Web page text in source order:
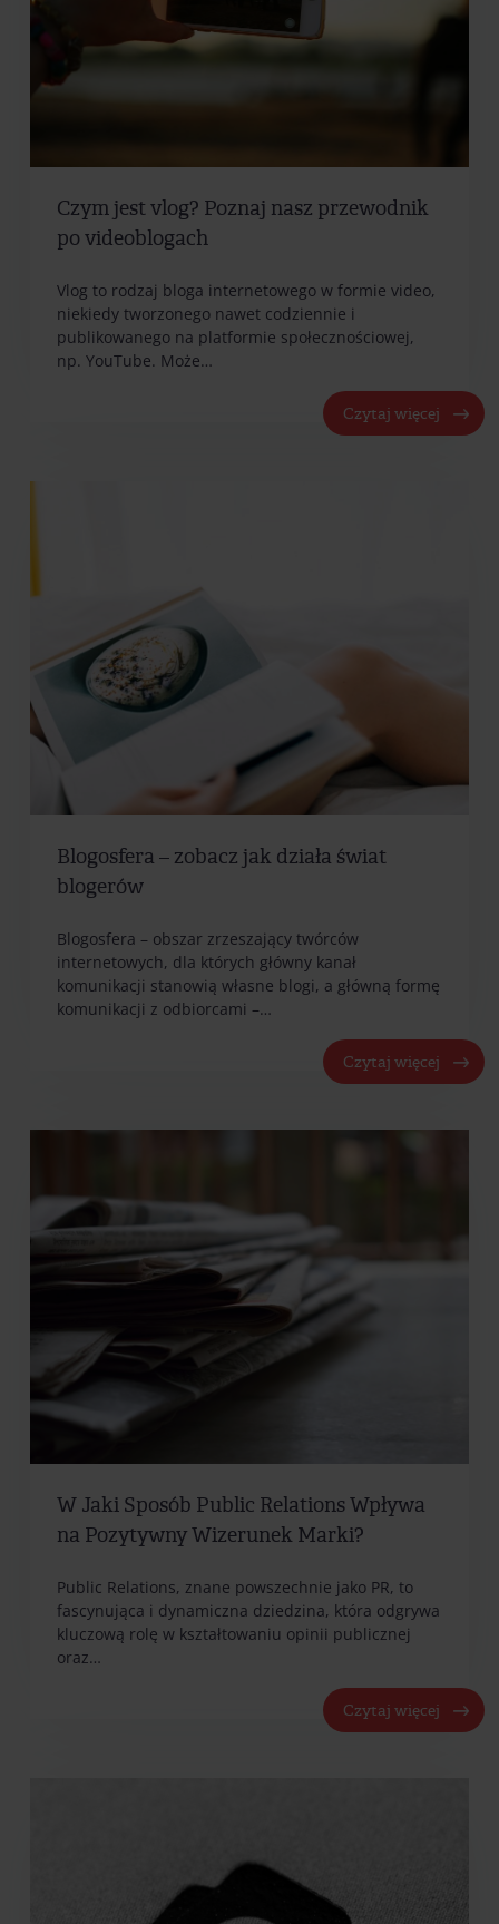
Czym jest vlog? Poznaj nasz przewodnik
po videoblogach
Vlog to rodzaj bloga internetowego w formie video,
niekiedy tworzonego nawet codziennie i
publikowanego na platformie społecznościowej,
np. YouTube. Może…
Czytaj więcej
Blogosfera – zobacz jak działa świat
blogerów
Blogosfera – obszar zrzeszający twórców
internetowych, dla których główny kanał
komunikacji stanowią własne blogi, a główną formę
komunikacji z odbiorcami –…
Czytaj więcej
W Jaki Sposób Public Relations Wpływa
na Pozytywny Wizerunek Marki?
Public Relations, znane powszechnie jako PR, to
fascynująca i dynamiczna dziedzina, która odgrywa
kluczową rolę w kształtowaniu opinii publicznej
oraz…
Czytaj więcej